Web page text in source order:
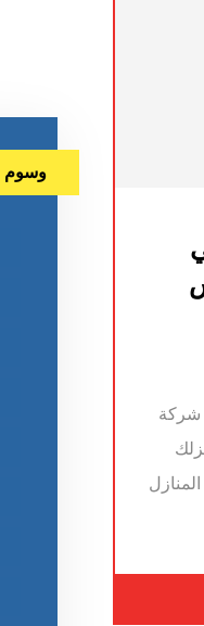
رش
شركة
وسوم